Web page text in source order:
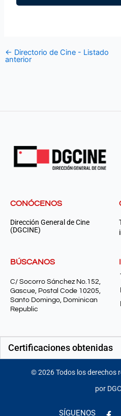
← Directorio de Cine - Listado
anterior
CONÓCENOS
Dirección General de Cine
(DGCINE)
BÚSCANOS
C/ Socorro Sánchez No.152,
Gascue, Postal Code 10205,
Santo Domingo, Dominican
Republic
Certificaciones obtenidas
©2026Todos los derechos
por
SÍGUENOS